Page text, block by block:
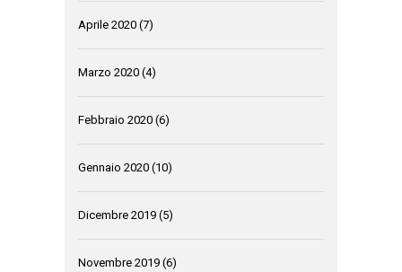
Aprile 2020 (7)
Marzo 2020 (4)
Febbraio 2020 (6)
Gennaio 2020 (10)
Dicembre 2019 (5)
Novembre 2019 (6)